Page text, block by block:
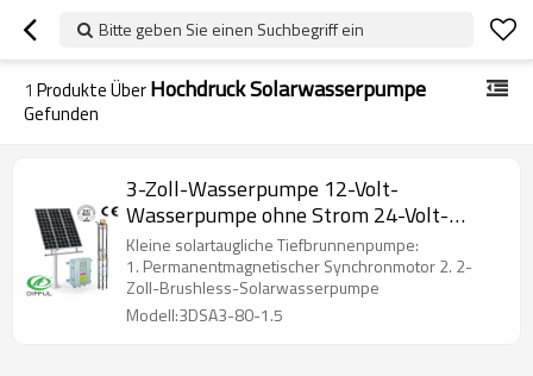
Bitte geben Sie einen Suchbegriff ein
1 Produkte ÜberHochdruck Solarwasserpumpe
Gefunden
3-Zoll-Wasserpumpe 12-Volt-
Wasserpumpe ohne Strom 24-Volt-
Wasserpumpe in Südafrika
Kleine solartaugliche Tiefbrunnenpumpe:
1. Permanentmagnetischer Synchronmotor 2. 2-
Zoll-Brushless-Solarwasserpumpe
Modell:3DSA3-80-1.5